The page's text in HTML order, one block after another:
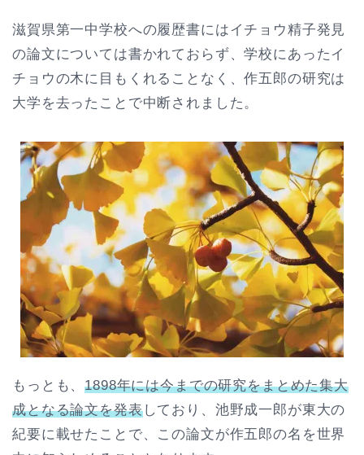
滋賀県第一中学校への履歴書にはイチョウ精子発見
の論文については書かれておらず、学校にあったイ
チョウの木に目もくれることなく、作五郎の研究は
大学を去ったことで中断されました。
もっとも、1898年には今までの研究をまとめた集大
成となる論文を発表しており、池野成一郎が東大の
紀要に載せたことで、この論文が作五郎の名を世界